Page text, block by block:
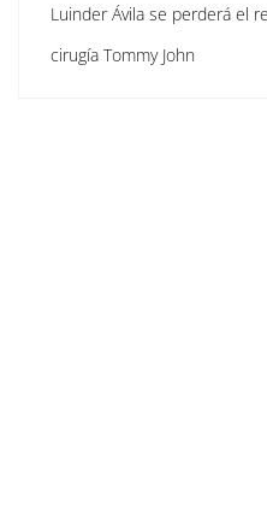
Luinder Ávila se perderá el
cirugía Tommy John